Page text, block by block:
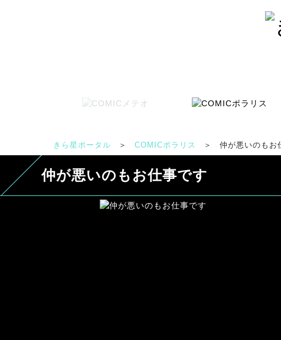
きら星ポータル ＞ COMICポラリス ＞ 仲が悪いのもお
仲が悪いのもお仕事です